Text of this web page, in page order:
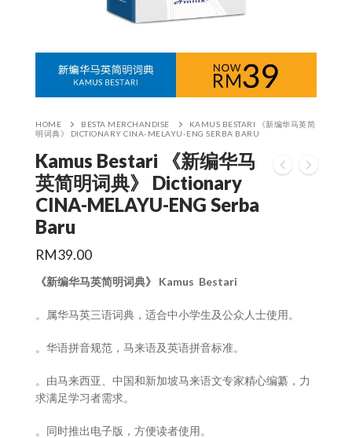
HOME BESTA MERCHANDISE
KAMUS BESTARI 《新编华马英简
明词典》 DICTIONARY CINA-MELAYU-ENG SERBA BARU
Kamus Bestari 《新编华马
英简明词典》 Dictionary
CINA-MELAYU-ENG Serba
Baru
RM39.00
《新编华马英简明词典》 Kamus Bestari
。属华马英三语词典，适合中小学生及公众人士使用。
。华语拼音规范，马来语及英语拼音标准。
。由马来西亚、中国和新加坡马来语文专家精心编纂，力
求满足学习者需求。
。同时推出电子版，方便读者使用。